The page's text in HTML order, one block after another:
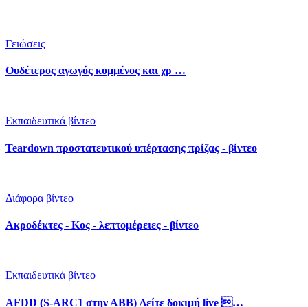
Γειώσεις
Ουδέτερος αγωγός κομμένος και χρ …
Εκπαιδευτικά βίντεο
Teardown προστατευτικού υπέρτασης πρίζας - βίντεο
Διάφορα βίντεο
Ακροδέκτες - Κος - λεπτομέρειες - βίντεο
Εκπαιδευτικά βίντεο
AFDD (S-ARC1 στην ΑΒΒ) Δείτε δοκιμή live …